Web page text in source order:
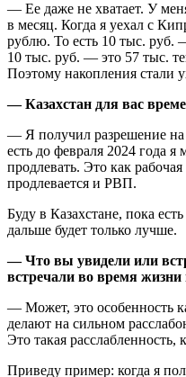
— Ее даже не хватает. У
в месяц. Когда я уехал с
рублю. То есть 10 тыс. руб.
10 тыс. руб. — это 57 тыс.
Поэтому накопления стали
— Казахстан для вас
— Я получил разрешение
есть до февраля 2024 года
продлевать. Это как
продлевается и РВП.
Буду в Казахстане, пока
дальше будет только лучше.
— Что вы увидели или
встречали во время жизни
— Может, это особенность
делают на сильном
Это такая расслабленность,
Приведу пример: когда я